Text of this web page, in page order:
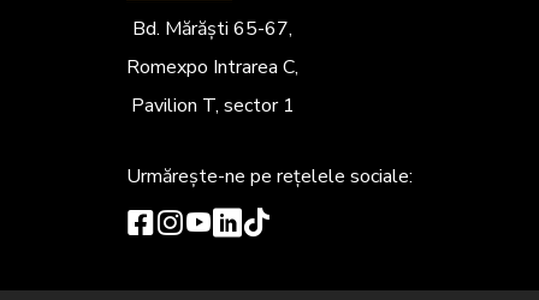
Bd. Mărăști 65-67,
Romexpo Intrarea C,
Pavilion T, sector 1
Urmărește-ne pe rețelele sociale: